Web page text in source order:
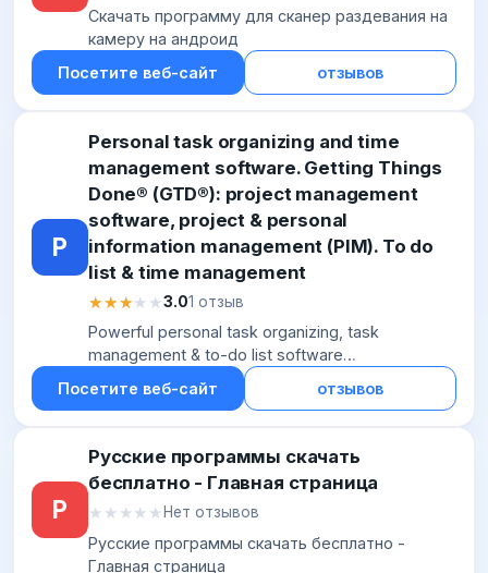
Скачать программу для сканер раздевания на
камеру на андроид
Посетите веб-сайт
отзывов
P
Personal task organizing and time
management software. Getting Things
Done® (GTD®): project management
software, project & personal
information management (PIM). To do
list & time management
★★★★★
★★★★★3.01 отзыв
Powerful personal task organizing, task
management & to-do list software
MyLifeOrganized designed to implement GTD
(Getting Things Done) system. FREE trial!
Посетите веб-сайт отзывов
Р
Русские программы скачать
бесплатно - Главная страница
★★★★★
★★★★★ Нет отзывов
Русские программы скачать бесплатно -
Главная страница